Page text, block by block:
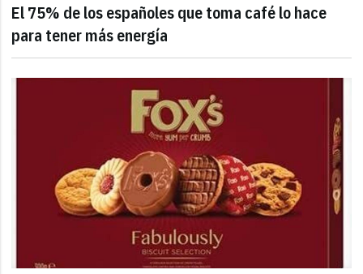
El 75% de los españoles que toma café lo hace
para tener más energía